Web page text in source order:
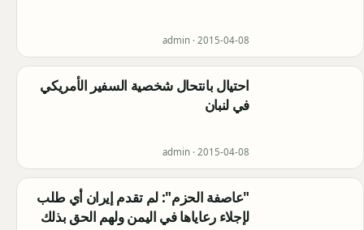
admin · 2015-04-08
احتيال بانتحال شخصية السفير الأمريكي
في لنبان
admin · 2015-04-08
"عاصفة الحزم": لم تقدم إيران أي طلب
لإجلاء رعاياها في اليمن ولهم الحق بذلك